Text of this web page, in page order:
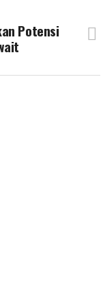
Potensi